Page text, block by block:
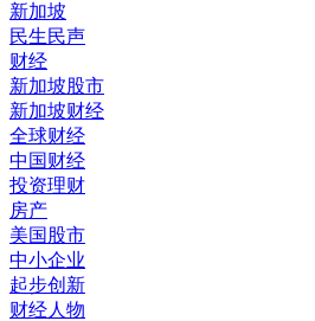
新加坡
民生民声
财经
新加坡股市
新加坡财经
全球财经
中国财经
投资理财
房产
美国股市
中小企业
起步创新
财经人物